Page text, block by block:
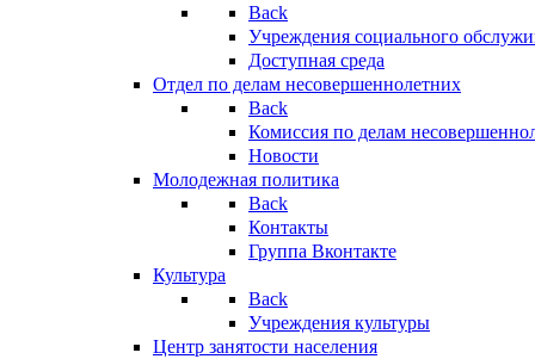
Back
Учреждения социального
Доступная среда
Отдел по делам несовершеннолетних
Back
Комиссия по делам
Новости
Молодежная политика
Back
Контакты
Группа Вконтакте
Культура
Back
Учреждения культуры
Центр занятости населения